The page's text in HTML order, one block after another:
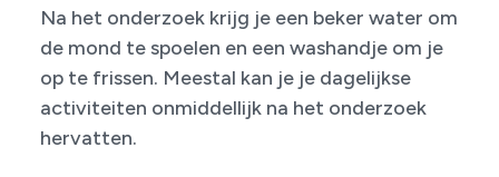
Na het onderzoek krijg je een beker water om
de mond te spoelen en een washandje om je
op te frissen. Meestal kan je je dagelijkse
activiteiten onmiddellijk na het onderzoek
hervatten.